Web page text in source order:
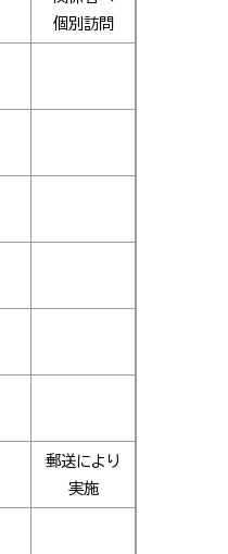
個別訪問
郵送により
実施